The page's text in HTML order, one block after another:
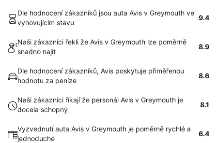
Dle hodnocení zákazníků jsou auta Avis v Greymouth ve
vyhovujícím stavu
9.4
Naši zákazníci řekli že Avis v Greymouth lze poměrně
snadno najít
8.9
Dle hodnocení zákazníků, Avis poskytuje přiměřenou
hodnotu za peníze
8.6
Naši zákazníci říkají že personál Avis v Greymouth je
docela schopný
8.1
Vyzvednutí auta Avis v Greymouth je poměrně rychlé a
jednoduché
6.4